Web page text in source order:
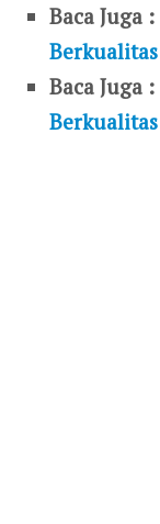
Baca Juga :
Berkualitas
Baca Juga :
Berkualitas